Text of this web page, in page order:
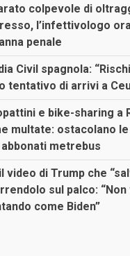
colpevole di
l’infettivologo
penale
Civil spagnola:
tentativo di arrivi a
e bike-sharing a
multate: ostacolano
metrebus
video di Trump che
sul palco:
come Biden”